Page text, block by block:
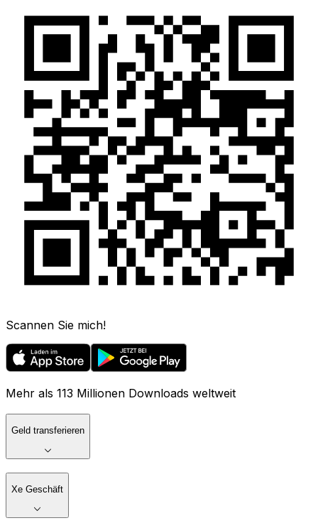
Scannen Sie mich!
Mehr als 113 Millionen Downloads weltweit
Geld transferieren
Xe Geschäft